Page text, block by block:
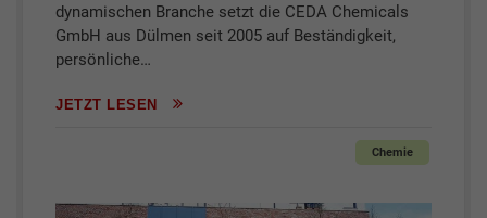
dynamischen Branche setzt die CEDA Chemicals
GmbH aus Dülmen seit 2005 auf Beständigkeit,
persönliche…
JETZT LESEN
Chemie